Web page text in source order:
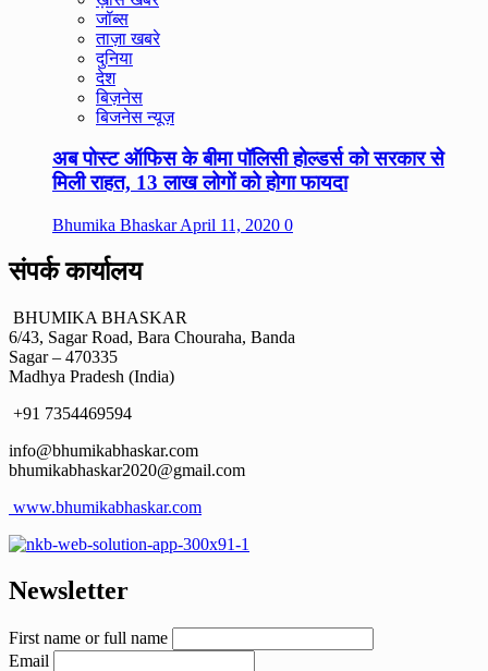
जॉब्स
ताज़ा खबरे
दुनिया
देश
बिज़नेस
बिजनेस न्यूज़
अब पोस्ट ऑफिस के बीमा पॉलिसी होल्डर्स को सरकार से
मिली राहत, 13 लाख लोगों को होगा फायदा
Bhumika BhaskarApril 11, 2020 0
संपर्क कार्यालय
BHUMIKA BHASKAR
6/43, Sagar Road, Bara Chouraha, Banda
Sagar – 470335
Madhya Pradesh (India)
+91 7354469594
info@bhumikabhaskar.com
bhumikabhaskar2020@gmail.com
www.bhumikabhaskar.com
Newsletter
First name or full name
Email